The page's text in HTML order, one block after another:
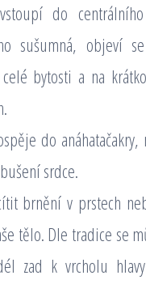
do
sušumná, objeví
bytosti a na
do anáhatačakry,
srdce.
brnění v prstech
tělo. Dle tradice se
zad k vrcholu